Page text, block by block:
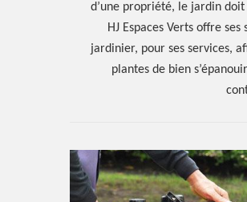
Hoerter Joseph Elagage
d’une propriété, le jardin
HJ Espaces Verts offre
jardinier, pour ses services,
plantes de bien